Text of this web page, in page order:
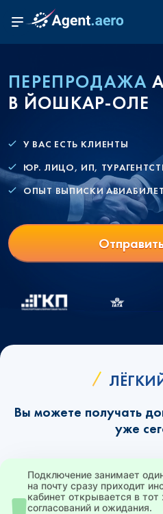
ПЕРЕПРОДАЖА
В ЙОШКАР-ОЛЕ
У ВАС ЕСТЬ КЛИЕНТЫ
ЮР. ЛИЦО, ИП,
ОПЫТ ВЫПИСКИ
Вы можете получать
уже
Подключение занимает
на почту сразу приходит
кабинет открывается в
согласований и ожидания.